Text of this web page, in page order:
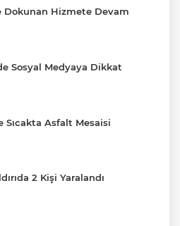
Dokunan Hizmete Devam
Sosyal Medyaya Dikkat
Sıcakta Asfalt Mesaisi
2 Kişi Yaralandı